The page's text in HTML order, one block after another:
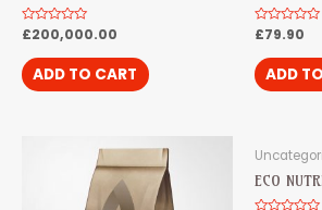
Rated
out
of
5
£200,000.00
ADD TO CART
Rated
out
of
5
£79.90
ADD
ECO